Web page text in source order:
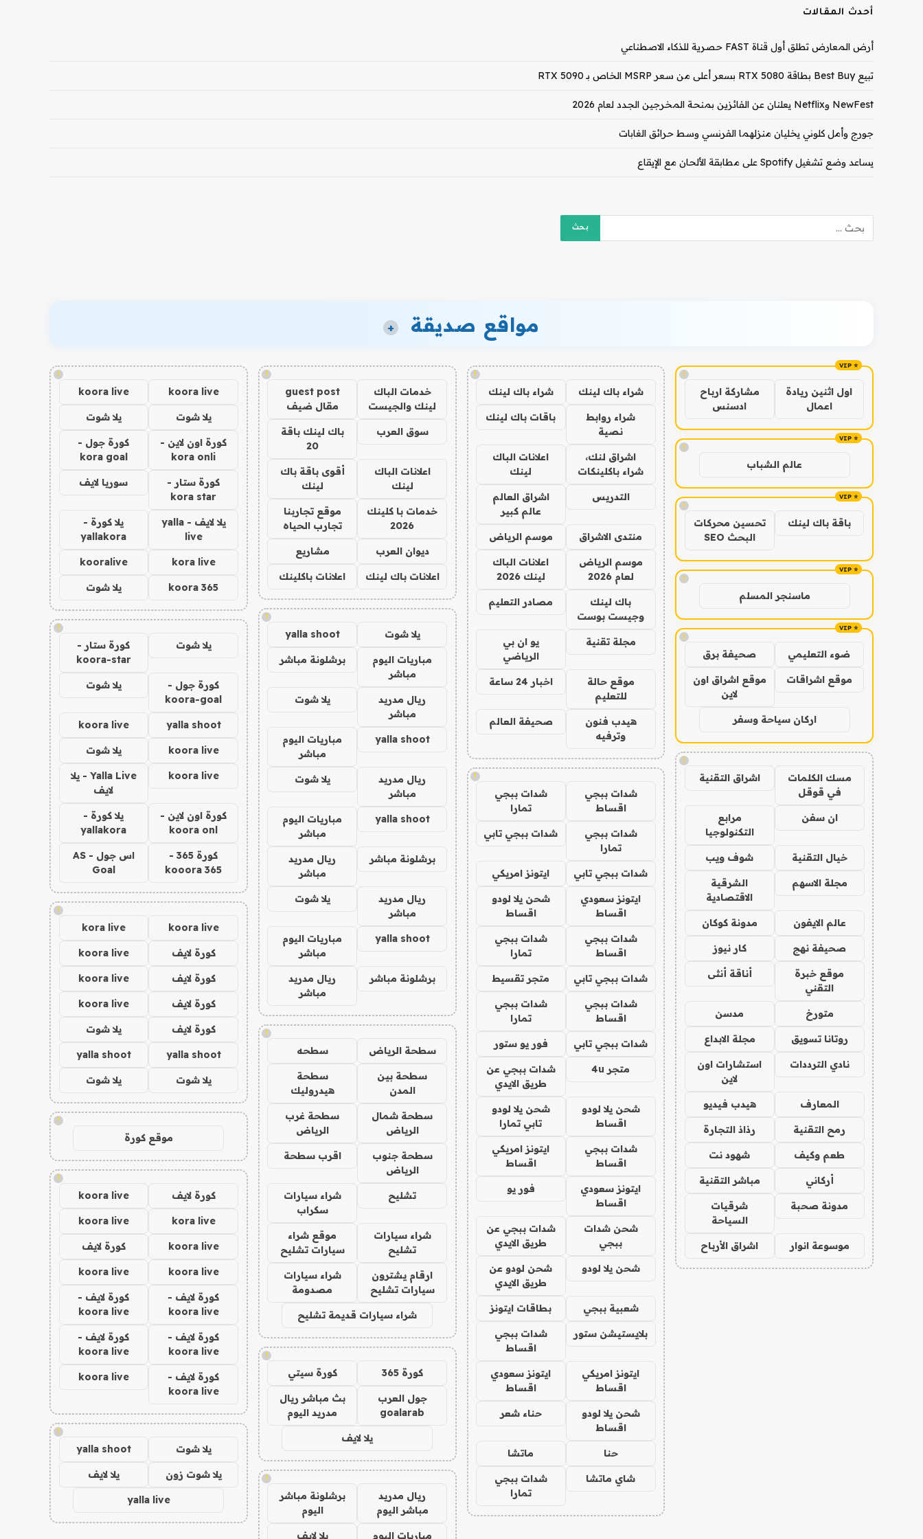
أحدث المقالات
أرض المعارض تطلق أول قناة FAST حصرية للذكاء الاصطناعي
تبيع Best Buy بطاقة RTX 5080 بسعر أعلى من سعر MSRP الخاص بـ RTX 5090
NewFest وNetflix يعلنان عن الفائزين بمنحة المخرجين الجدد لعام 2026
جورج وأمل كلوني يخليان منزلهما الفرنسي وسط حرائق الغابات
يساعد وضع تشغيل Spotify على مطابقة الألحان مع الإيقاع
مواقع صديقة +
!
اول اثنين ريادة
اعمال
مشاركة ارباح
ادسنس
!
عالم الشباب
!
باقة باك لينك
تحسين محركات
البحث SEO
!
ماسنجر المسلم
!
ضوء التعليمي صحيفة برق
موقع اشراقات
موقع اشراق اون
لاين
اركان سياحة وسفر
!
مسك الكلمات
في قوقل
اشراق التقنية
ان سفن
مرابع
التكنولوجيا
خيال التقنية شوف ويب
مجلة الاسهم
الشرقية
الاقتصادية
عالم الايفون مدونة كوكان
صحيفة نهج كار نيوز
موقع خبرة
التقني
أناقة أنثى
متورخ مدسن
روتانا تسويق مجلة الابداع
نادي الترددات
استشارات اون
لاين
المعارف هيدب فيديو
رمح التقنية رذاذ التجارة
طعم وكيف شهود نت
أركاني مباشر التقنية
مدونة صحبة
شرقيات
السياحة
موسوعة انوار اشراق الأرباح
!
شراء باك لينك شراء باك لينك
شراء روابط
نصية
باقات باك لينك
اشراق لنك،
شراء باكلينكات
اعلانات الباك
لينك
التدريس
اشراق العالم
عالم كبير
منتدى الاشراق موسم الرياض
موسم الرياض
لعام 2026
اعلانات الباك
لينك 2026
باك لينك
وجيست بوست
مصادر التعليم
مجلة تقنية
يو ان بي
الرياضي
موقع حالة
للتعليم
اخبار 24 ساعة
هيدب فنون
وترفيه
صحيفة العالم
!
شدات ببجي
اقساط
شدات ببجي
تمارا
شدات ببجي
تمارا
شدات ببجي تابي
شدات ببجي تابي ايتونز امريكي
ايتونز سعودي
اقساط
شحن يلا لودو
اقساط
شدات ببجي
اقساط
شدات ببجي
تمارا
شدات ببجي تابي متجر تقسيط
شدات ببجي
اقساط
شدات ببجي
تمارا
شدات ببجي تابي فور يو ستور
متجر 4u
شدات ببجي عن
طريق الايدي
شحن يلا لودو
اقساط
شحن يلا لودو
تابي تمارا
شدات ببجي
اقساط
ايتونز امريكي
اقساط
ايتونز سعودي
اقساط
فور يو
شحن شدات
ببجي
شدات ببجي عن
طريق الايدي
شحن يلا لودو
شحن لودو عن
طريق الايدي
شعبية ببجي بطاقات ايتونز
بلايستيشن ستور
شدات ببجي
اقساط
ايتونز امريكي
اقساط
ايتونز سعودي
اقساط
شحن يلا لودو
اقساط
حناء شعر
حنا ماتشا
شاي ماتشا
شدات ببجي
تمارا
!
خدمات الباك
لينك والجيست
guest post
مقال ضيف
سوق العرب
باك لينك باقة
20
اعلانات الباك
لينك
أقوى باقة باك
لينك
خدمات با كلينك
2026
موقع تجاربنا
تجارب الحياه
ديوان العرب مشاريع
اعلانات باك لينك اعلانات باكلينك
!
يلا شوت yalla shoot
مباريات اليوم
مباشر
برشلونة مباشر
ريال مدريد
مباشر
يلا شوت
yalla shoot
مباريات اليوم
مباشر
ريال مدريد
مباشر
يلا شوت
yalla shoot
مباريات اليوم
مباشر
برشلونة مباشر
ريال مدريد
مباشر
ريال مدريد
مباشر
يلا شوت
yalla shoot
مباريات اليوم
مباشر
برشلونة مباشر
ريال مدريد
مباشر
!
سطحة الرياض سطحه
سطحة بين
المدن
سطحة
هيدروليك
سطحة شمال
الرياض
سطحة غرب
الرياض
سطحة جنوب
الرياض
اقرب سطحة
تشليح
شراء سيارات
سكراب
شراء سيارات
تشليح
موقع شراء
سيارات تشليح
ارقام يشترون
سيارات تشليح
شراء سيارات
مصدومة
شراء سيارات قديمة تشليح
!
كورة 365 كورة سيتي
جول العرب
goalarab
بث مباشر ريال
مدريد اليوم
يلا لايف
!
ريال مدريد
مباشر اليوم
برشلونة مباشر
اليوم
مباريات اليوم يلا لايف
!
koora live
koora live
يلا شوت يلا شوت
كورة اون لاين -
kora onli
كورة جول -
kora goal
كورة ستار -
kora star
سوريا لايف
يلا لايف - yalla
live
يلا كورة -
yallakora
kora live
kooralive
koora 365 يلا شوت
!
يلا شوت
كورة ستار -
koora-star
كورة جول -
koora-goal
يلا شوت
yalla shoot
koora live
koora live يلا شوت
koora live
Yalla Live - يلا
لايف
كورة اون لاين -
koora onl
يلا كورة -
yallakora
كورة 365 -
kooora 365
اس جول - AS
Goal
!
koora live
kora live
كورة لايف koora live
كورة لايف koora live
كورة لايف koora live
كورة لايف يلا شوت
yalla shoot
yalla shoot
يلا شوت يلا شوت
!
موقع كورة
!
كورة لايف koora live
kora live
koora live
koora live كورة لايف
koora live
koora live
كورة لايف -
koora live
كورة لايف -
koora live
كورة لايف -
koora live
كورة لايف -
koora live
كورة لايف -
koora live
koora live
!
يلا شوت yalla shoot
يلا شوت زون يلا لايف
yalla live